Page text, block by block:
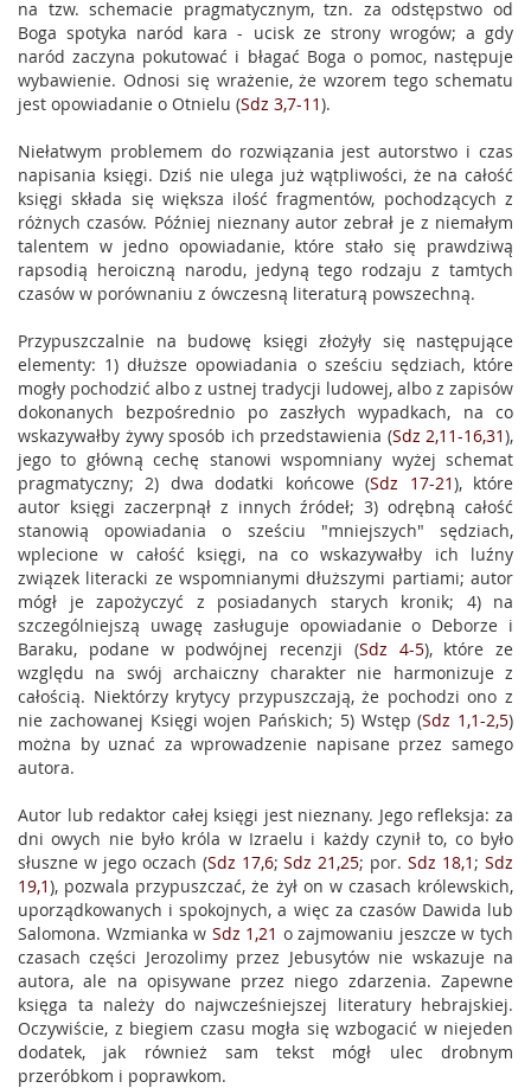
na tzw. schemacie pragmatycznym, tzn. za odstępstwo od
Boga spotyka naród kara - ucisk ze strony wrogów; a gdy
naród zaczyna pokutować i błagać Boga o pomoc, następuje
wybawienie. Odnosi się wrażenie, że wzorem tego schematu
jest opowiadanie o Otnielu (Sdz 3,7-11).
Niełatwym problemem do rozwiązania jest autorstwo i czas
napisania księgi. Dziś nie ulega już wątpliwości, że na całość
księgi składa się większa ilość fragmentów, pochodzących z
różnych czasów. Później nieznany autor zebrał je z niemałym
talentem w jedno opowiadanie, które stało się prawdziwą
rapsodią heroiczną narodu, jedyną tego rodzaju z tamtych
czasów w porównaniu z ówczesną literaturą powszechną.
Przypuszczalnie na budowę księgi złożyły się następujące
elementy: 1) dłuższe opowiadania o sześciu sędziach, które
mogły pochodzić albo z ustnej tradycji ludowej, albo z zapisów
dokonanych bezpośrednio po zaszłych wypadkach, na co
wskazywałby żywy sposób ich przedstawienia (Sdz 2,11-16,31),
jego to główną cechę stanowi wspomniany wyżej schemat
pragmatyczny; 2) dwa dodatki końcowe (Sdz 17-21), które
autor księgi zaczerpnął z innych źródeł; 3) odrębną całość
stanowią opowiadania o sześciu "mniejszych" sędziach,
wplecione w całość księgi, na co wskazywałby ich luźny
związek literacki ze wspomnianymi dłuższymi partiami; autor
mógł je zapożyczyć z posiadanych starych kronik; 4) na
szczególniejszą uwagę zasługuje opowiadanie o Deborze i
Baraku, podane w podwójnej recenzji (Sdz 4-5), które ze
względu na swój archaiczny charakter nie harmonizuje z
całością. Niektórzy krytycy przypuszczają, że pochodzi ono z
nie zachowanej Księgi wojen Pańskich; 5) Wstęp (Sdz 1,1-2,5)
można by uznać za wprowadzenie napisane przez samego
autora.
Autor lub redaktor całej księgi jest nieznany. Jego refleksja: za
dni owych nie było króla w Izraelu i każdy czynił to, co było
słuszne w jego oczach (Sdz 17,6;Sdz 21,25; por.Sdz 18,1 ;Sdz
19,1), pozwala przypuszczać, że żył on w czasach królewskich,
uporządkowanych i spokojnych, a więc za czasów Dawida lub
Salomona. Wzmianka w Sdz 1,21 o zajmowaniu jeszcze w tych
czasach części Jerozolimy przez Jebusytów nie wskazuje na
autora, ale na opisywane przez niego zdarzenia. Zapewne
księga ta należy do najwcześniejszej literatury hebrajskiej.
Oczywiście, z biegiem czasu mogła się wzbogacić w niejeden
dodatek, jak również sam tekst mógł ulec drobnym
przeróbkom i poprawkom.